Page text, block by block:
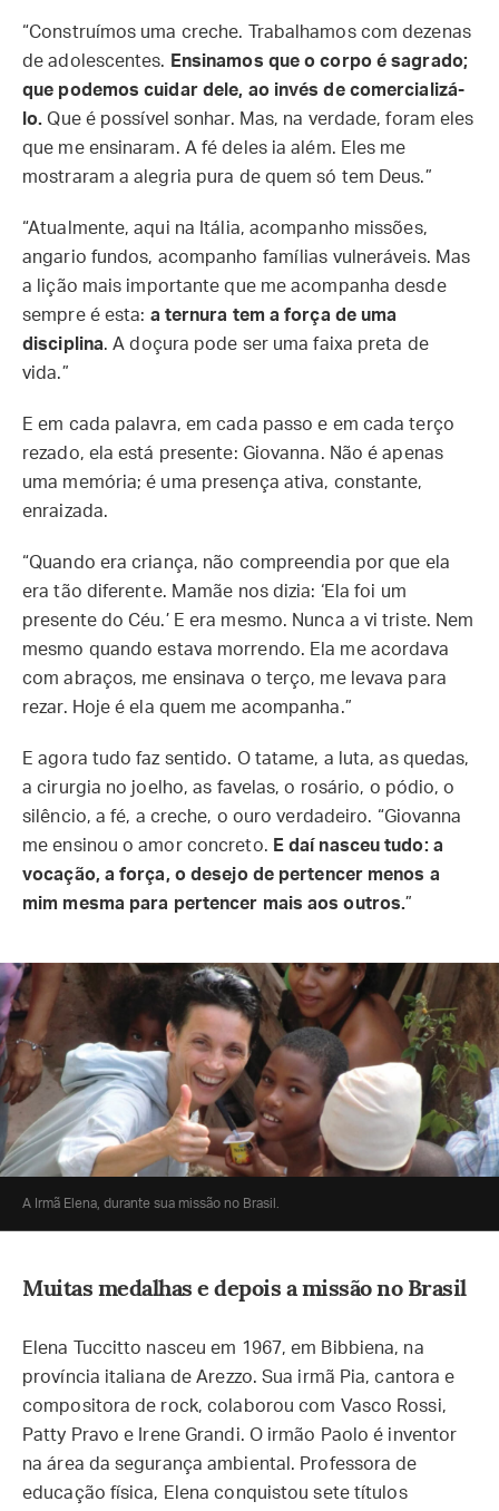
“Construímos uma creche. Trabalhamos com dezenas
de adolescentes. Ensinamos que o corpo é sagrado;
que podemos cuidar dele, ao invés de comercializá-
lo. Que é possível sonhar. Mas, na verdade, foram eles
que me ensinaram. A fé deles ia além. Eles me
mostraram a alegria pura de quem só tem Deus.”
“Atualmente, aqui na Itália, acompanho missões,
angario fundos, acompanho famílias vulneráveis. Mas
a lição mais importante que me acompanha desde
sempre é esta: a ternura tem a força de uma
disciplina. A doçura pode ser uma faixa preta de
vida.”
E em cada palavra, em cada passo e em cada terço
rezado, ela está presente: Giovanna. Não é apenas
uma memória; é uma presença ativa, constante,
enraizada.
“Quando era criança, não compreendia por que ela
era tão diferente. Mamãe nos dizia: ‘Ela foi um
presente do Céu.’ E era mesmo. Nunca a vi triste. Nem
mesmo quando estava morrendo. Ela me acordava
com abraços, me ensinava o terço, me levava para
rezar. Hoje é ela quem me acompanha.”
E agora tudo faz sentido. O tatame, a luta, as quedas,
a cirurgia no joelho, as favelas, o rosário, o pódio, o
silêncio, a fé, a creche, o ouro verdadeiro. “Giovanna
me ensinou o amor concreto. E daí nasceu tudo: a
vocação, a força, o desejo de pertencer menos a
mim mesma para pertencer mais aos outros.”
A Irmã Elena, durante sua missão no Brasil.
Muitas medalhas e depois a missão no Brasil
Elena Tuccitto nasceu em 1967, em Bibbiena, na
província italiana de Arezzo. Sua irmã Pia, cantora e
compositora de rock, colaborou com Vasco Rossi,
Patty Pravo e Irene Grandi. O irmão Paolo é inventor
na área da segurança ambiental. Professora de
educação física, Elena conquistou sete títulos